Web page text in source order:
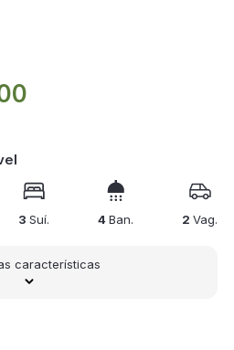
3 Suí. 4Ban. 2Vag.
características